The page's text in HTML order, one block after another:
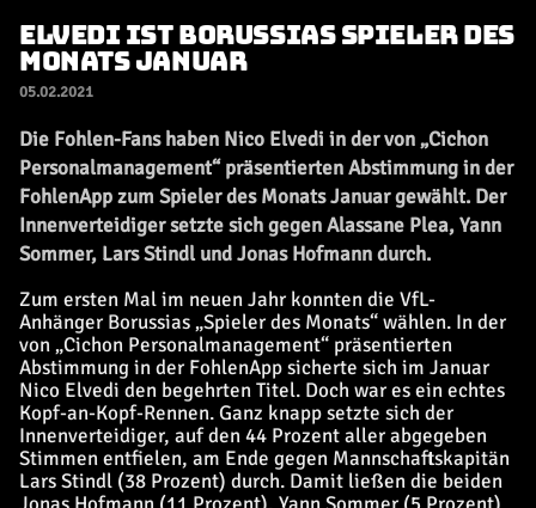
ELVEDI IST BORUSSIAS SPIELER DES
MONATS JANUAR
05.02.2021
Die Fohlen-Fans haben Nico Elvedi in der von „Cichon
Personalmanagement“ präsentierten Abstimmung in der
FohlenApp zum Spieler des Monats Januar gewählt. Der
Innenverteidiger setzte sich gegen Alassane Plea, Yann
Sommer, Lars Stindl und Jonas Hofmann durch.
Zum ersten Mal im neuen Jahr konnten die VfL-
Anhänger Borussias „Spieler des Monats“ wählen. In der
von „Cichon Personalmanagement“ präsentierten
Abstimmung in der FohlenApp sicherte sich im Januar
Nico Elvedi den begehrten Titel. Doch war es ein echtes
Kopf-an-Kopf-Rennen. Ganz knapp setzte sich der
Innenverteidiger, auf den 44 Prozent aller abgegeben
Stimmen entfielen, am Ende gegen Mannschaftskapitän
Lars Stindl (38 Prozent) durch. Damit ließen die beiden